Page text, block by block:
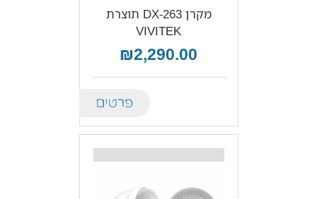
מקרן DX-263 תוצרת
VIVITEK
₪2,290.00